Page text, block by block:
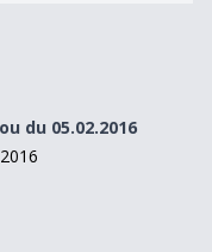
du 05.02.2016